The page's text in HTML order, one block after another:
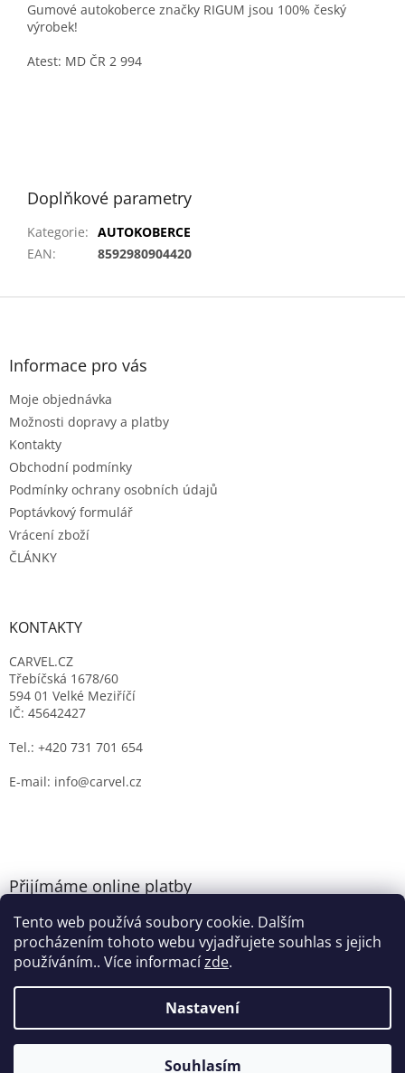
Tento web používá soubory cookie. Dalším
procházením tohoto webu vyjadřujete souhlas s jejich
používáním.. Více informacízde.
Nastavení
Souhlasím
Gumové autokoberce značky RIGUM jsou 100% český
výrobek!
Atest: MD ČR 2 994
Doplňkové parametry
Kategorie: AUTOKOBERCE
EAN: 8592980904420
Z
Informace pro vás
Moje objednávka
Možnosti dopravy a platby
Kontakty
Obchodní podmínky
Podmínky ochrany osobních údajů
Poptávkový formulář
Vrácení zboží
ČLÁNKY
KONTAKTY
CARVEL.CZ
Třebíčská 1678/60
594 01 Velké Meziříčí
IČ: 45642427
Tel.: +420 731 701 654
E-mail: info@carvel.cz
Přijímáme online platby
Vytvořil Shoptet
CARVEL.CZ. Všechna práva vyhrazena.